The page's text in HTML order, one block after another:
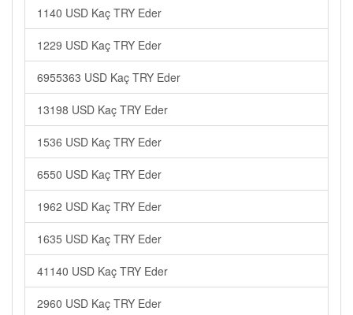
1140 USD Kaç TRY Eder
1229 USD Kaç TRY Eder
6955363 USD Kaç TRY Eder
13198 USD Kaç TRY Eder
1536 USD Kaç TRY Eder
6550 USD Kaç TRY Eder
1962 USD Kaç TRY Eder
1635 USD Kaç TRY Eder
41140 USD Kaç TRY Eder
2960 USD Kaç TRY Eder